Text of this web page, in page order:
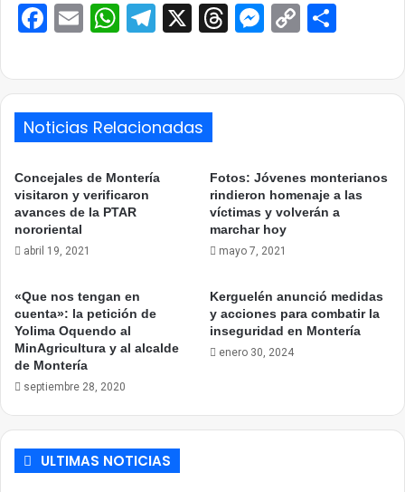
Facebook
EmailWhatsApp
Telegram
X ThreadsCopy
Noticias Relacionadas
Concejales de Montería
visitaron y verificaron
avances de la PTAR
nororiental
abril 19, 2021
Fotos: Jóvenes monterianos
rindieron homenaje a las
víctimas y volverán a
marchar hoy
mayo 7, 2021
«Que nos tengan en
cuenta»: la petición de
Yolima Oquendo al
MinAgricultura y al alcalde
de Montería
septiembre 28, 2020
Kerguelén anunció medidas
y acciones para combatir la
inseguridad en Montería
enero 30, 2024
ULTIMAS NOTICIAS